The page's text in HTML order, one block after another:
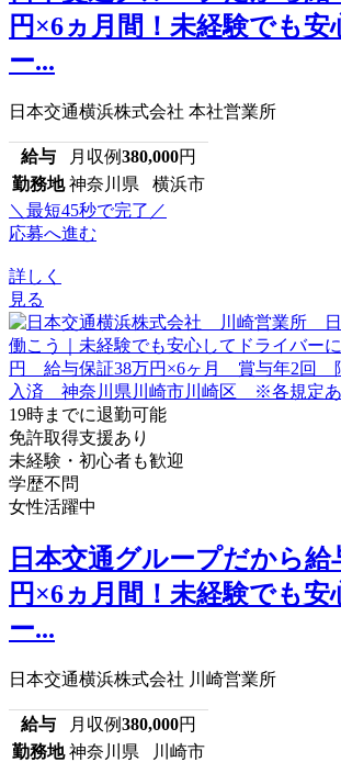
円×6ヵ月間！未経験でも
ー...
日本交通横浜株式会社 本社営業所
給与 月収例380,000円
勤務地 神奈川県 横浜市
＼最短45秒で完了／
応募へ進む
詳しく
見る
19時までに退勤可能
免許取得支援あり
未経験・初心者も歓迎
学歴不問
女性活躍中
日本交通グループだから給
円×6ヵ月間！未経験でも
ー...
日本交通横浜株式会社 川崎営業所
給与 月収例380,000円
勤務地 神奈川県 川崎市